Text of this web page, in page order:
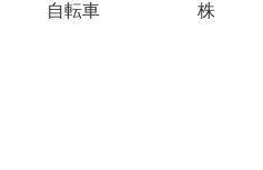
自転車 株